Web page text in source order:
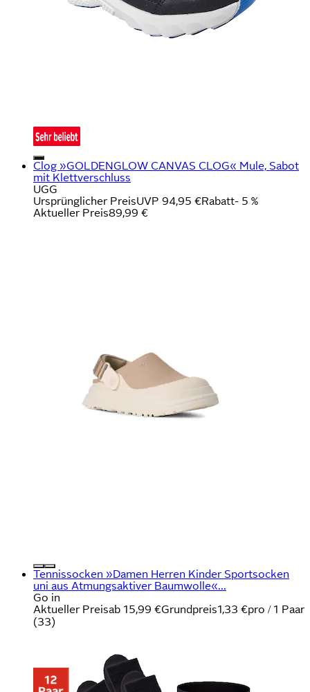
Clog »GOLDENGLOW CANVAS CLOG« Mule, Sabot
mit Klettverschluss
UGG
Ursprünglicher PreisUVP 94,95 €Rabatt- 5 %
Aktueller Preis89,99 €
Tennissocken »Damen Herren Kinder Sportsocken
uni aus Atmungsaktiver Baumwolle«...
Go in
Aktueller Preisab 15,99 €Grundpreis1,33 €pro / 1 Paar
(33)